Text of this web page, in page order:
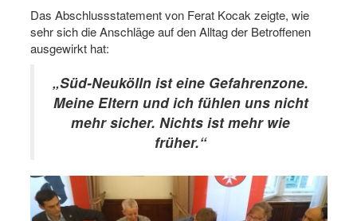
Das Abschlussstatement von Ferat Kocak zeigte, wie
sehr sich die Anschläge auf den Alltag der Betroffenen
ausgewirkt hat:
„Süd-Neukölln ist eine Gefahrenzone.
Meine Eltern und ich fühlen uns nicht
mehr sicher. Nichts ist mehr wie
früher.“